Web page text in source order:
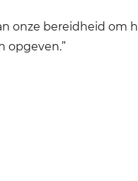
onze bereidheid om
opgeven.”